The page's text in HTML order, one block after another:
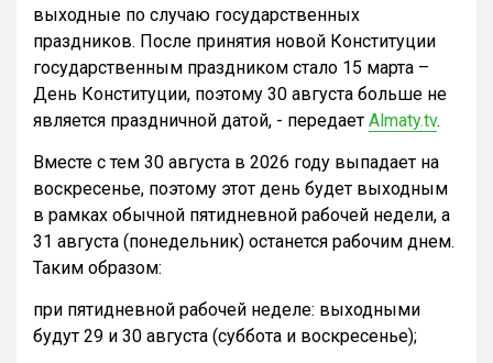
выходные по случаю государственных
праздников. После принятия новой Конституции
государственным праздником стало 15 марта –
День Конституции, поэтому 30 августа больше не
является праздничной датой, - передает Almaty.tv.
Вместе с тем 30 августа в 2026 году выпадает на
воскресенье, поэтому этот день будет выходным
в рамках обычной пятидневной рабочей недели, а
31 августа (понедельник) останется рабочим днем.
Таким образом:
при пятидневной рабочей неделе: выходными
будут 29 и 30 августа (суббота и воскресенье);